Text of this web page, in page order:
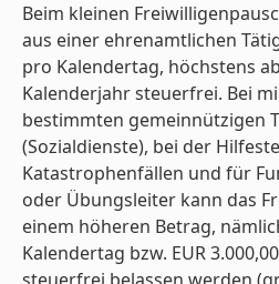
Beim kleinen
aus einer ehrenamtlichen
pro Kalendertag, höchstens
Kalenderjahr steuerfrei. Bei
bestimmten gemeinnützigen
(Sozialdienste), bei der
Katastrophenfällen und für
oder Übungsleiter kann das
einem höheren Betrag,
Kalendertag bzw. EUR